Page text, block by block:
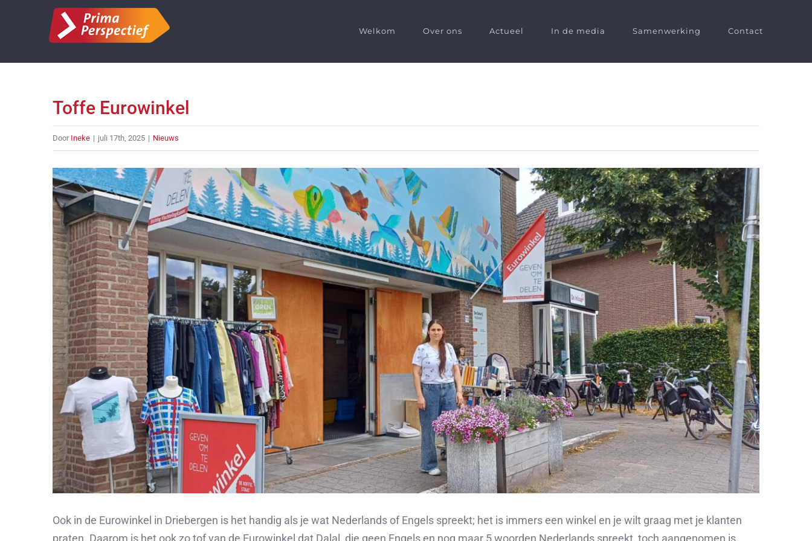
Welkom Over ons Actueel In de media Samenwerking Contact
Toffe Eurowinkel
Door Ineke | juli 17th, 2025 | Nieuws
Bekijk
grotere
afbeelding
Ook in de Eurowinkel in Driebergen is het handig als je wat Nederlands of Engels spreekt; het is immers een winkel en je wilt graag met je klanten
praten. Daarom is het ook zo tof van de Eurowinkel dat Dalal, die geen Engels en nog maar 5 woorden Nederlands spreekt, toch aangenomen is.